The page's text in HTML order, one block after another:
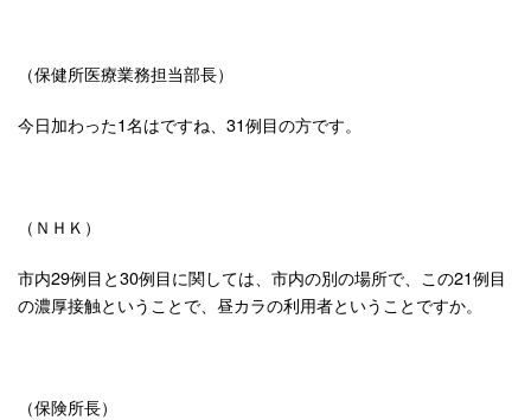
（保健所医療業務担当部長）
今日加わった1名はですね、31例目の方です。
（ＮＨＫ）
市内29例目と30例目に関しては、市内の別の場所で、この21例目
の濃厚接触ということで、昼カラの利用者ということですか。
（保険所長）